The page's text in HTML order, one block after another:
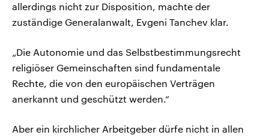
allerdings nicht zur Disposition, machte der
zuständige Generalanwalt, Evgeni Tanchev klar.
„Die Autonomie und das Selbstbestimmungsrecht
religiöser Gemeinschaften sind fundamentale
Rechte, die von den europäischen Verträgen
anerkannt und geschützt werden.“
Aber ein kirchlicher Arbeitgeber dürfe nicht in allen